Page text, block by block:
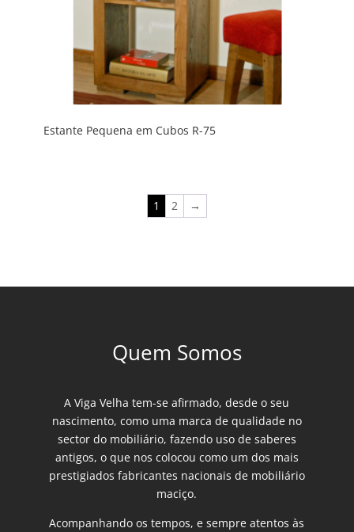
Estante Pequena em Cubos R-75
1 2 →
Quem Somos
A Viga Velha tem-se afirmado, desde o seu
nascimento, como uma marca de qualidade no
sector do mobiliário, fazendo uso de saberes
antigos, o que nos colocou como um dos mais
prestigiados fabricantes nacionais de mobiliário
maciço.
Acompanhando os tempos, e sempre atentos às